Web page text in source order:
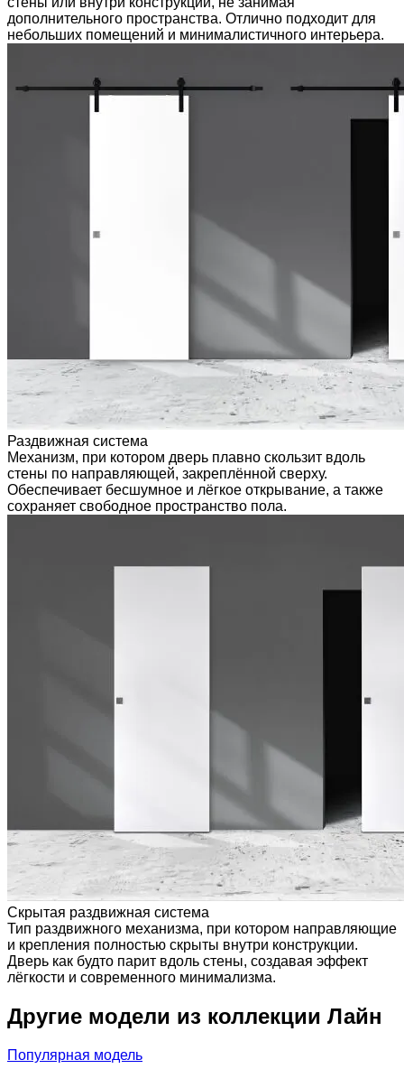
дополнительного пространства. Отлично подходит для
небольших помещений и минималистичного интерьера.
Раздвижная система
Механизм, при котором дверь плавно скользит вдоль
стены по направляющей, закреплённой сверху.
Обеспечивает бесшумное и лёгкое открывание, а также
сохраняет свободное пространство пола.
Скрытая раздвижная система
Тип раздвижного механизма, при котором направляющие
и крепления полностью скрыты внутри конструкции.
Дверь как будто парит вдоль стены, создавая эффект
лёгкости и современного минимализма.
Другие модели из коллекции Лайн
Популярная модель